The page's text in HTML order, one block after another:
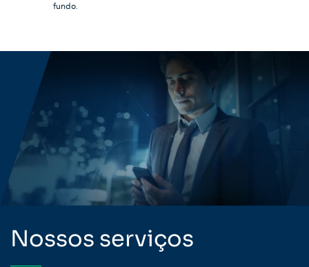
fundo.
Nossos serviços